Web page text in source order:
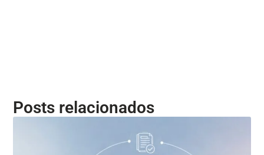
Posts relacionados